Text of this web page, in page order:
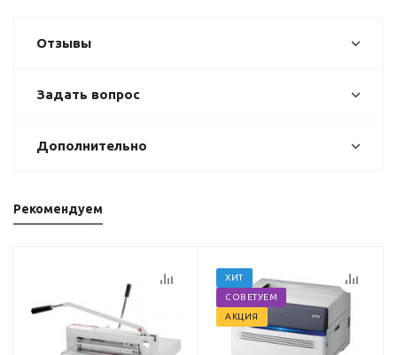
Отзывы
Задать вопрос
Дополнительно
Рекомендуем
ХИТ
СОВЕТУЕМ
АКЦИЯ